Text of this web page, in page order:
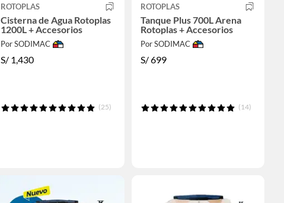
ROTOPLAS
Cisterna de Agua Rotoplas
1200L + Accesorios
Por SODIMAC
S/ 1,430
(25)
ROTOPLAS
Tanque Plus 700L Arena
Rotoplas + Accesorios
Por SODIMAC
S/699
(14)